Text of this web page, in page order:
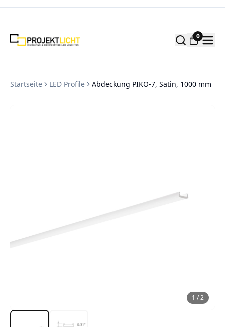
Zum Inhalt springen
0
Startseite LED Profile Abdeckung PIKO-7, Satin, 1000 mm
1 /2